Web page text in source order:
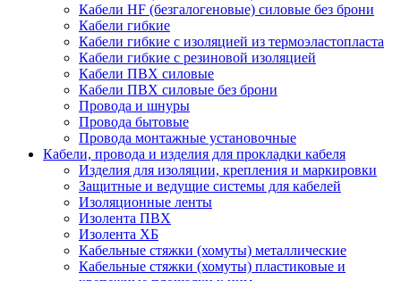
Кабели HF (безгалогеновые) силовые без брони
Кабели гибкие
Кабели гибкие с изоляцией из термоэластопласта
Кабели гибкие с резиновой изоляцией
Кабели ПВХ силовые
Кабели ПВХ силовые без брони
Провода и шнуры
Провода бытовые
Провода монтажные установочные
Кабели, провода и изделия для прокладки кабеля
Изделия для изоляции, крепления и маркировки
Защитные и ведущие системы для кабелей
Изоляционные ленты
Изолента ПВХ
Изолента ХБ
Кабельные стяжки (хомуты) металлические
Кабельные стяжки (хомуты) пластиковые и